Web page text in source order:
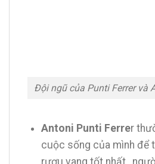
Đội ngũ của Punti Ferrer và
Antoni Punti Ferrer
cuộc sống của mình để